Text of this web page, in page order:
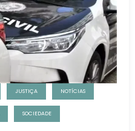
JUSTIÇA NOTÍCIAS
SOCIEDADE